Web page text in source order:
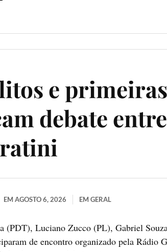
e
debate
EM AGOSTO 6, 2026 EM GERAL
(PDT), Luciano Zucco (PL), Gabriel
de encontro organizado pela Rádio